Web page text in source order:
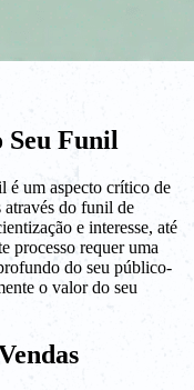
Seu Funil
é um aspecto crítico de
do funil de
e interesse, até
processo requer uma
do seu público-
o valor do seu